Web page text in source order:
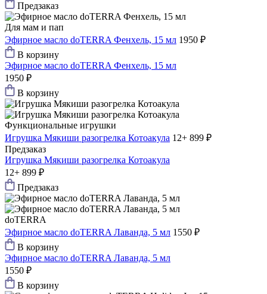
Предзаказ
Для мам и пап
Эфирное масло doTERRA Фенхель, 15 мл 1950 ₽
В корзину
Эфирное масло doTERRA Фенхель, 15 мл
1950 ₽
В корзину
Функциональные игрушки
Игрушка Мякиши разогрелка Котоакула 12+ 899 ₽
Предзаказ
Игрушка Мякиши разогрелка Котоакула
12+ 899 ₽
Предзаказ
doTERRA
Эфирное масло doTERRA Лаванда, 5 мл 1550 ₽
В корзину
Эфирное масло doTERRA Лаванда, 5 мл
1550 ₽
В корзину